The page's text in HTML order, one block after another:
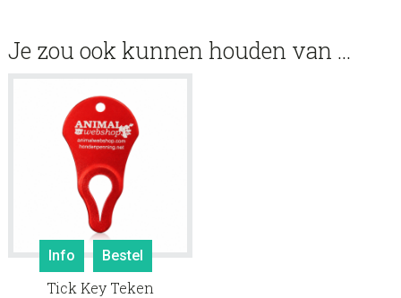
Je zou ook kunnen houden van …
Info Bestel
Tick Key Teken